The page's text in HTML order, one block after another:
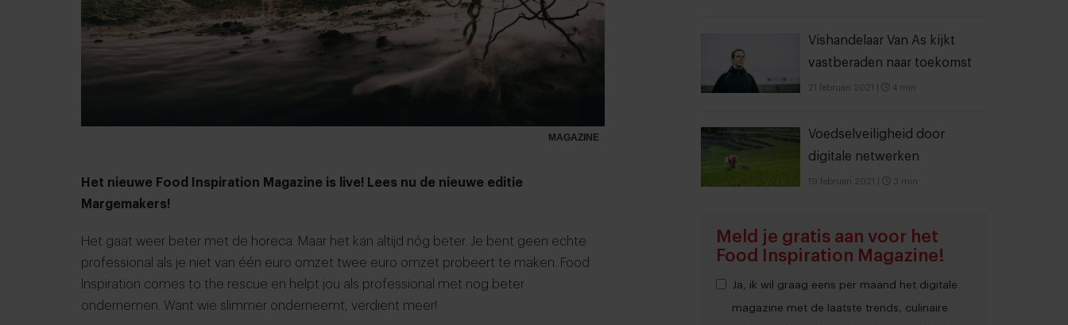
MAGAZINE
Het nieuwe Food Inspiration Magazine is live! Lees nu de nieuwe editie
Margemakers!
Het gaat weer beter met de horeca. Maar het kan altijd nóg beter. Je bent geen echte
professional als je niet van één euro omzet twee euro omzet probeert te maken. Food
Inspiration comes to the rescue en helpt jou als professional met nog beter
ondernemen. Want wie slimmer onderneemt, verdient meer!
Vishandelaar Van As kijkt
vastberaden naar toekomst
21 februari 2021 4 min
Voedselveiligheid door
digitale netwerken
19 februari 2021 3 min
Meld je gratis aan voor het
Food Inspiration Magazine!
Ja, ik wil graag eens per maand het digitale
magazine met de laatste trends, culinaire